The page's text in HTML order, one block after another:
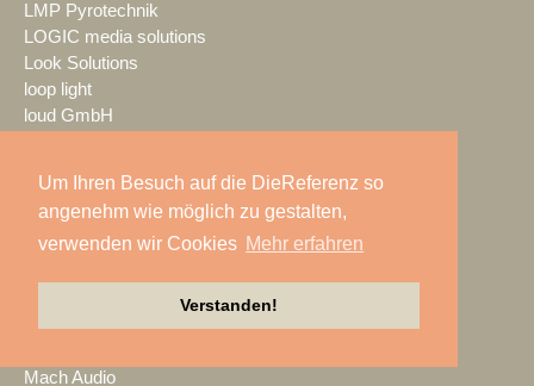
Um Ihren Besuch auf die DieReferenz so
angenehm wie möglich zu gestalten,
verwenden wir Cookies Mehr erfahren
Verstanden!
LMP Pyrotechnik
LOGIC media solutions
Look Solutions
loop light
loud GmbH
Ludwig Kameraverleih
Lupax
LUXAV
MA Lighting
Mach Audio